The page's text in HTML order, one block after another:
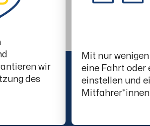
wir
des
Mit nur
eine Fahrt oder
einstellen und